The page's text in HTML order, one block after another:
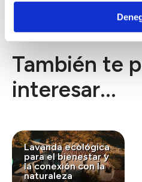
También te
interesar...
Lavanda ecológica
para el bienestar y
la conexión con la
naturaleza